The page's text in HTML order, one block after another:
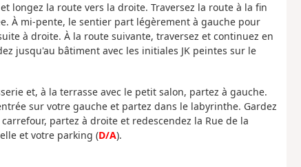
longez la route vers la droite. Traversez la route à la fin
À mi-pente, le sentier part légèrement à gauche pour
à droite. À la route suivante, traversez et continuez en
jusqu'au bâtiment avec les initiales JK peintes sur le
et, à la terrasse avec le petit salon, partez à gauche.
sur votre gauche et partez dans le labyrinthe. Gardez
partez à droite et redescendez la Rue de la
et votre parking (D/A).